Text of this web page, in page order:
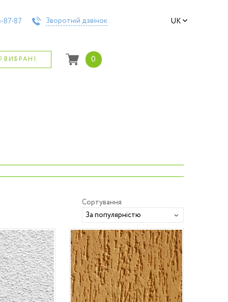
87-87 Зворотній дзвінок UK
ВИБРАНІ 0
›
Сортування